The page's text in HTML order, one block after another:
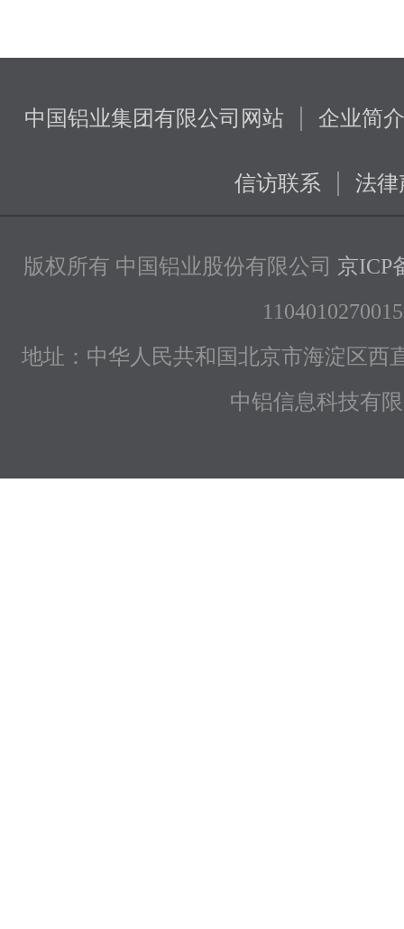
中国铝业集团有限公司网站 | 企业简介
信访联系 | 法律
版权所有 中国铝业股份有限公司 京ICP
地址：中华人民共和国北京市海淀区西
中铝信息科技有